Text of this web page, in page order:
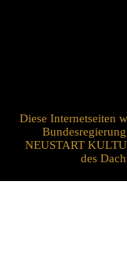
Diese Internetseiten
NEUSTART
des